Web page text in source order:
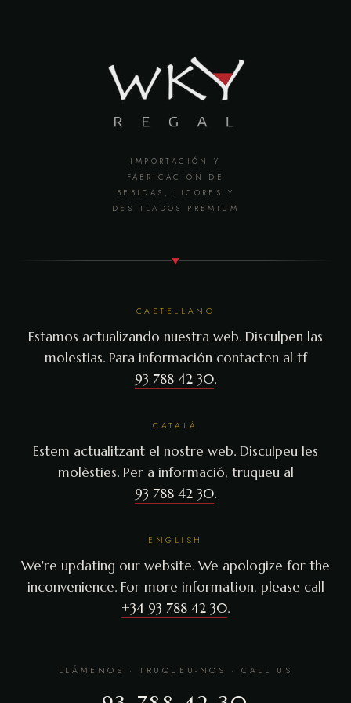
IMPORTACIÓN Y
FABRICACIÓN DE
BEBIDAS, LICORES Y
DESTILADOS PREMIUM
CASTELLANO
Estamos actualizando nuestra web. Disculpen las
molestias. Para información contacten al tf
93 788 42 30.
CATALÀ
Estem actualitzant el nostre web. Disculpeu les
molèsties. Per a informació, truqueu al
93 788 42 30.
ENGLISH
We're updating our website. We apologize for the
inconvenience. For more information, please call
+34 93 788 42 30.
LLÁMENOS · TRUQUEU-NOS · CALL US